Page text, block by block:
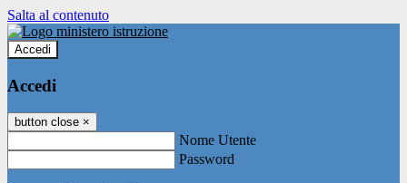
Salta al contenuto
Accedi
Accedi
button close ×
Nome Utente
Password